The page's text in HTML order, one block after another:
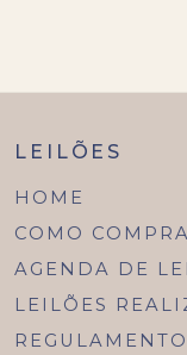
LEILÕES
HOME
COMO
AGENDA DE
LEILÕES